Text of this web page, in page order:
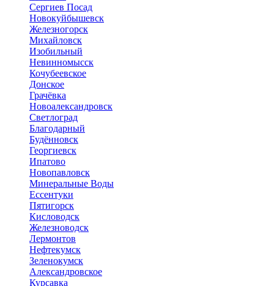
Сергиев Посад
Новокуйбышевск
Железногорск
Михайловск
Изобильный
Невинномысск
Кочубеевское
Донское
Грачёвка
Новоалександровск
Светлоград
Благодарный
Будённовск
Георгиевск
Ипатово
Новопавловск
Минеральные Воды
Ессентуки
Пятигорск
Кисловодск
Железноводск
Лермонтов
Нефтекумск
Зеленокумск
Александровское
Курсавка